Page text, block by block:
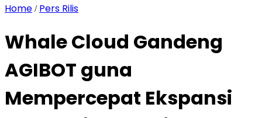
Home / Pers Rilis
Whale Cloud Gandeng
AGIBOT guna
Mempercepat Ekspansi